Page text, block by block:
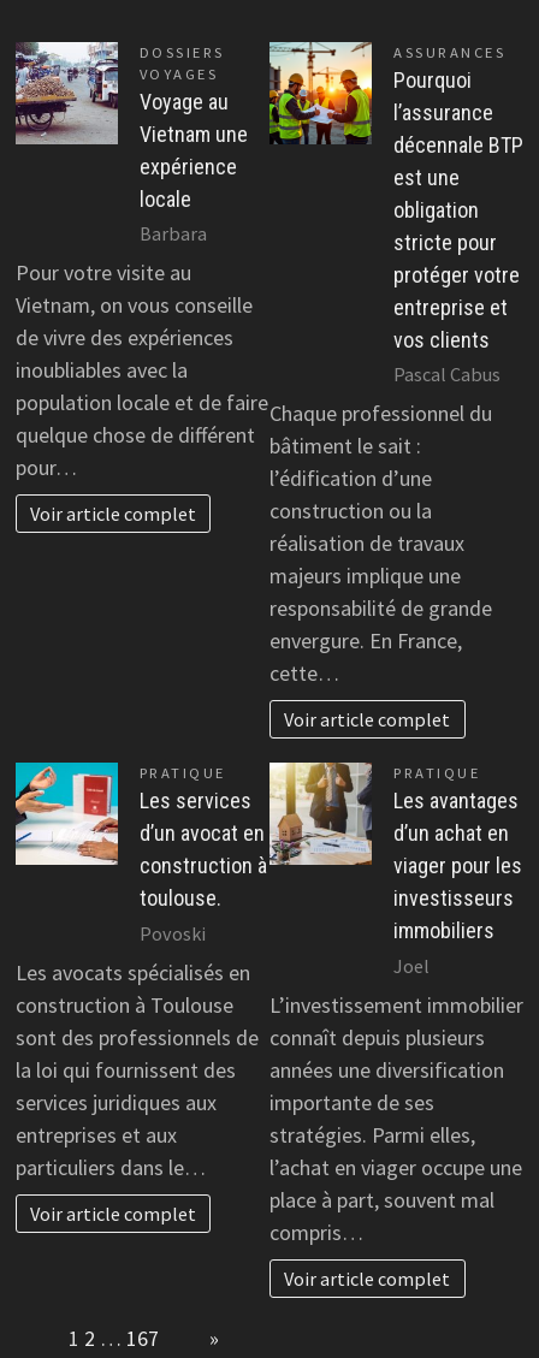
DOSSIERS
VOYAGES
Voyage au
Vietnam une
expérience
locale
Barbara
Pour votre visite au
Vietnam, on vous conseille
de vivre des expériences
inoubliables avec la
population locale et de faire
quelque chose de différent
pour…
Voir article complet
ASSURANCES
Pourquoi
l’assurance
décennale BTP
est une
obligation
stricte pour
protéger votre
entreprise et
vos clients
Pascal Cabus
Chaque professionnel du
bâtiment le sait :
l’édification d’une
construction ou la
réalisation de travaux
majeurs implique une
responsabilité de grande
envergure. En France,
cette…
Voir article complet
PRATIQUE
Les services
d’un avocat en
construction à
toulouse.
Povoski
Les avocats spécialisés en
construction à Toulouse
sont des professionnels de
la loi qui fournissent des
services juridiques aux
entreprises et aux
particuliers dans le…
Voir article complet
PRATIQUE
Les avantages
d’un achat en
viager pour les
investisseurs
immobiliers
Joel
L’investissement immobilier
connaît depuis plusieurs
années une diversification
importante de ses
stratégies. Parmi elles,
l’achat en viager occupe une
place à part, souvent mal
compris…
Voir article complet
1 2 … 167 »